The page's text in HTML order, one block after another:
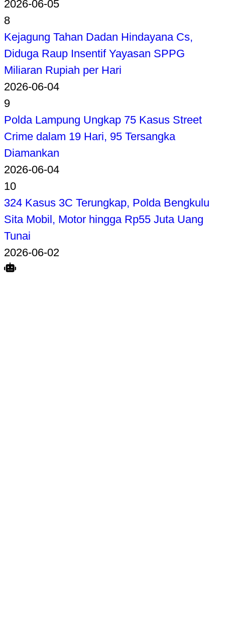
2026-06-05
8
Kejagung Tahan Dadan Hindayana Cs,
Diduga Raup Insentif Yayasan SPPG
Miliaran Rupiah per Hari
2026-06-04
9
Polda Lampung Ungkap 75 Kasus Street
Crime dalam 19 Hari, 95 Tersangka
Diamankan
2026-06-04
10
324 Kasus 3C Terungkap, Polda Bengkulu
Sita Mobil, Motor hingga Rp55 Juta Uang
Tunai
2026-06-02